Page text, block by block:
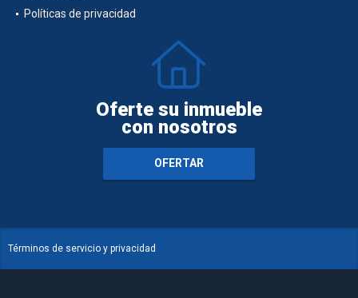
Políticas de privacidad
Oferte su inmueble
con nosotros
OFERTAR
Términos de servicio y privacidad